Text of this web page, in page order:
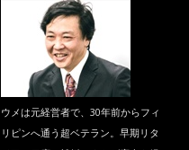
ウメは元経営者で、30年前からフィ
リピンへ通う超ベテラン。早期リタ